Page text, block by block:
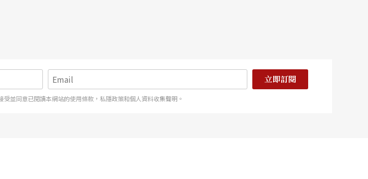
立即訂閱
受並同意已閱讀本網站的使用條款，私隱政策和個人資料收集聲明。